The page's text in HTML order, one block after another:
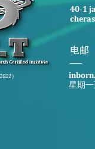
）
40-1
​电邮
星期